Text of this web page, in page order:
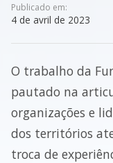
Publicado em:
4 de avril de 2023
O trabalho da
pautado na
organizações e
dos territórios
troca de